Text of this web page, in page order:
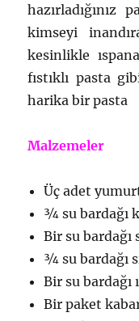
hazırladığınız
kimseyi
kesinlikle
fıstıklı pasta
harika bir pasta
Malzemeler
Üç adet
¾ su bardağı
Bir su bardağı
¾ su bardağı
Bir su bardağı
Bir paket